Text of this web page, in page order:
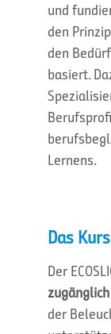
und
den
den
basiert.
Lernens.
Das
Der
zugänglich
der